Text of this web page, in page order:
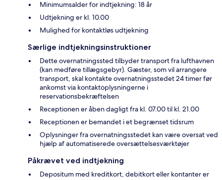
Minimumsalder for indtjekning: 18 år
Udtjekning er kl. 10.00
Mulighed for kontaktløs udtjekning
Særlige indtjekningsinstruktioner
Dette overnatningssted tilbyder transport fra lufthavnen
(kan medføre tillægsgebyr). Gæster, som vil arrangere
transport, skal kontakte overnatningsstedet 24 timer før
ankomst via kontaktoplysningerne i
reservationsbekræftelsen
Receptionen er åben dagligt fra kl. 07.00 til kl. 21.00
Receptionen er bemandet i et begrænset tidsrum
Oplysninger fra overnatningsstedet kan være oversat ved
hjælp af automatiserede oversættelsesværktøjer
Påkrævet ved indtjekning
Depositum med kreditkort, debitkort eller kontanter er